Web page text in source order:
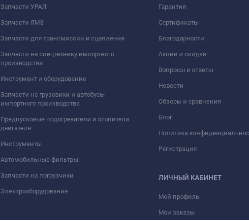
Запчасти УРАЛ
Запчасти ЯМЗ
Запчасти для трансмиссии и сцепления
Запчасти на спецтехнику импортного
производства
Инструмент и оборудование
Запчасти на грузовики и автобусы
импортного производства
Предпусковые подогреватели и отопители
двигателя
Инструменты
Автомобильные фильтры
Запчасти на погрузчики
Электрооборудование
Гарантия
Сертификаты
Благодарности
Акции и скидки
Вопросы и ответы
Новости
Обзоры и сравнения
Блог
Политика
Регистрация
ЛИЧНЫЙ КАБИНЕТ
Мой профиль
Мои заказы